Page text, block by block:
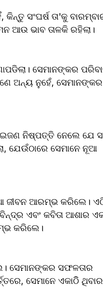
ସଂଘର୍ଷ ତା'କୁ
ଆଉ ଭାବ ତାଳକି ରହିଲା।
ସେମାନଙ୍କର
ଅନ୍ୟ ନୁହେଁ, ସେମାନଙ୍କର
ନିଷ୍ପତ୍ତି ନେଲେ ଯେ
ଯେଉଁଠାରେ ସେମାନେ ନୂଆ
ଜୀବନ ଆରମ୍ଭ କରିଲେ।
ଏବଂ କବିତା ଆଶାର
କରିଲେ।
ସେମାନଙ୍କର ସଫଳତାର
ସେମାନେ ଏକାଠିି ଥିବାର